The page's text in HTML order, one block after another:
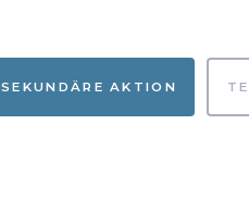
SEKUNDÄRE AKTION